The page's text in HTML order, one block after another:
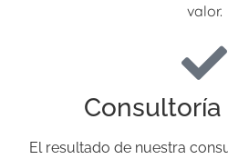
valor.
El resultado de nuestra